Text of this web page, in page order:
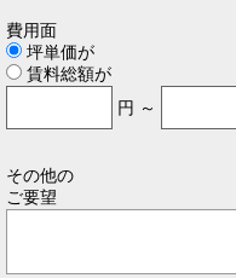
費用面
坪単価が
賃料総額が
円 ～
その他の
ご要望